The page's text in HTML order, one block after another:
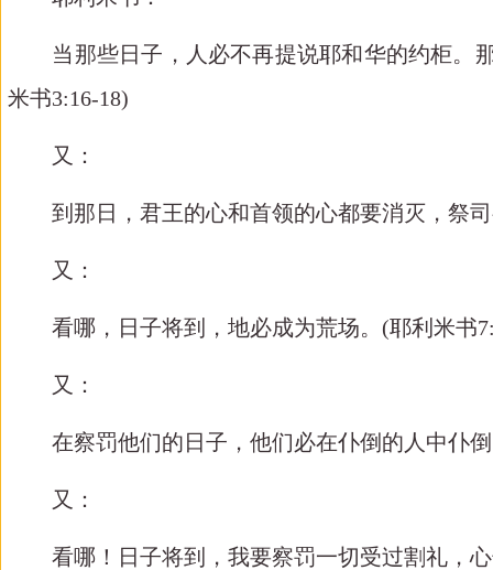
当那些日子，人必不再提说耶和华的约柜。那
米书3:16-18)
又：
到那日，君王的心和首领的心都要消灭，祭司
又：
看哪，日子将到，地必成为荒场。 (耶利米书
又：
在察罚他们的日子，他们必在仆倒的人中仆
又：
看哪！日子将到，我要察罚一切受过割礼，心